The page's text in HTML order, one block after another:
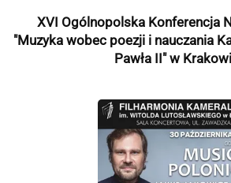
XVI Ogólnopolska Konferencja
"Muzyka wobec poezji i nauczania
Pawła II" w